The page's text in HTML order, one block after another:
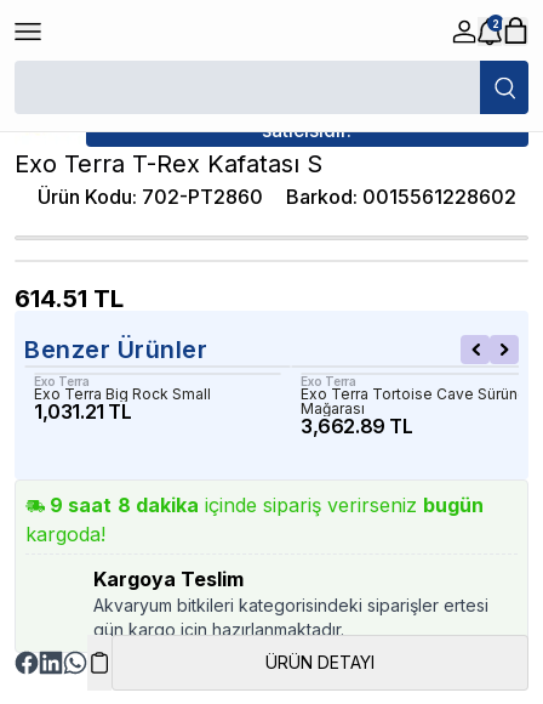
2
/
satıcısıdır.
Exo Terra T-Rex Kafatası S
Ürün Kodu: 702-PT2860 Barkod: 0015561228602
614.51 TL
Benzer Ürünler
Exo Terra
Exo Terra Big Rock Small
1,031.21 TL
Exo Terra
Exo Terra Tortoise Cave
Mağarası
3,662.89 TL
9 saat 8 dakika içinde sipariş verirseniz bugün
kargoda!
Kargoya Teslim
Akvaryum bitkileri kategorisindeki siparişler ertesi
gün kargo için hazırlanmaktadır.
ÜRÜN DETAYI